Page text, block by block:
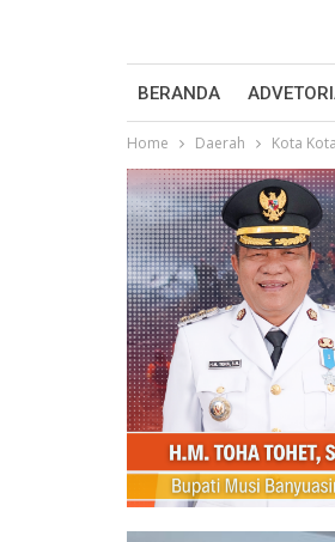
BERANDA
Home Daerah Kota